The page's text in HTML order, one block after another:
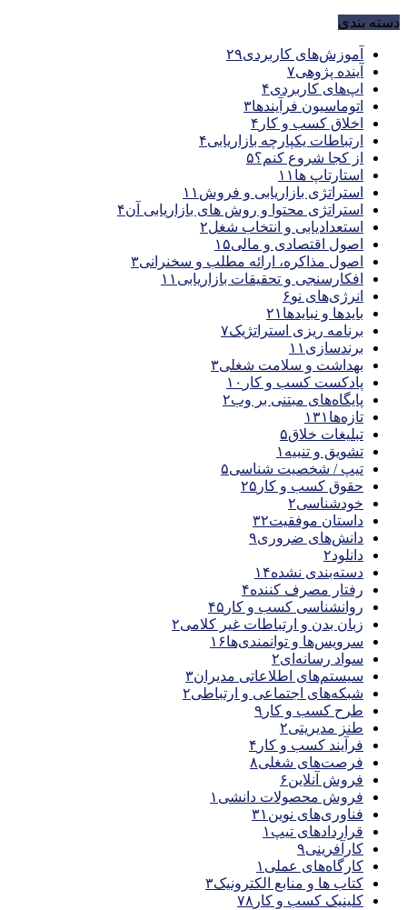
دسته بندی
آموزش‌های کاربردی۲۹
آینده پژوهی۷
اپ‌های کاربردی۴
اتوماسیون فرآیندها۳
اخلاق کسب و کار ۴
ارتباطات یکپارچه بازاریابی۴
از کجا شروع کنم؟۵
استارتاپ ها ۱۱
استراتژی بازاریابی و فروش ۱۱
استراتژی محتوا و روش های بازاریابی آن۴
استعدادیابی و انتخاب شغل۲
اصول اقتصادی و مالی۱۵
اصول مذاکره، ارائه مطلب و سخنرانی۳
افکارسنجی و تحقیقات بازاریابی ۱۱
انرژی‌های نو۶
بایدها و نبایدها ۲۱
برنامه ریزی استراتژیک۷
برندسازی ۱۱
بهداشت و سلامت شغلی۳
پادکست کسب و کار ۱۰
پایگاه‌های مبتنی بر وب۲
تازه‌ها ۱۳۱
تبلیغات خلاق۵
تشویق و تنبیه ۱
تیپ / شخصیت شناسی۵
حقوق کسب و کار ۲۵
خودشناسی۲
داستان موفقیت۳۲
دانش‌های ضروری۹
دانلود۲
دسته‌بندی نشده۱۴
رفتار مصرف کننده۴
روانشناسی کسب و کار ۴۵
زبان بدن و ارتباطات غیر کلامی۲
سرویس‌ها و توانمندی‌ها۱۶
سواد رسانه‌ای۲
سیستم‌های اطلاعاتی مدیران۳
شبکه‌های اجتماعی و ارتباطی۲
طرح کسب و کار ۹
طنز مدیریتی۲
فرآیند کسب و کار ۴
فرصت‌های شغلی۸
فروش آنلاین۶
فروش محصولات دانشی ۱
فناوری‌های نوین ۳۱
قراردادهای تیپ ۱
کارآفرینی۹
کارگاه‌های عملی ۱
کتاب ها و منابع الکترونیک۳
کلینیک کسب و کار ۷۸